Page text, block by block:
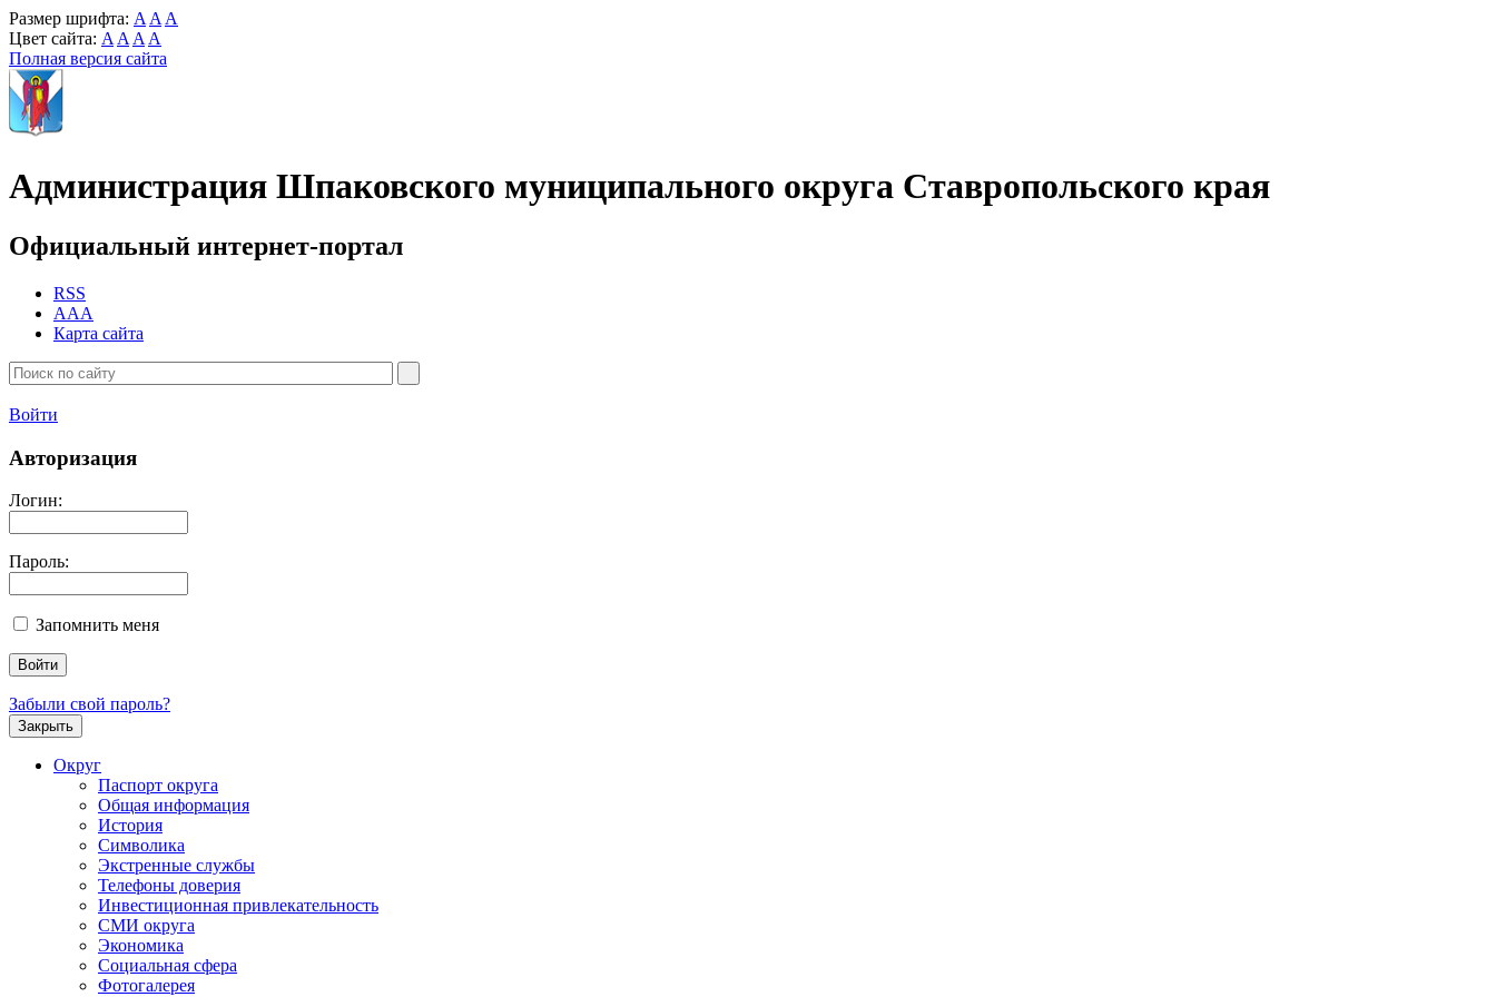
Размер шрифта: A A A
Цвет сайта: A A A A
Полная версия сайта
Администрация Шпаковского муниципального округа Ставропольского края
Официальный интернет-портал
RSS
AAA
Карта сайта
Войти
Авторизация
Логин:
Пароль:
Запомнить меня
Забыли свой пароль?
Закрыть
Округ
Паспорт округа
Общая информация
История
Символика
Экстренные службы
Телефоны доверия
Инвестиционная привлекательность
СМИ округа
Экономика
Социальная сфера
Фотогалерея